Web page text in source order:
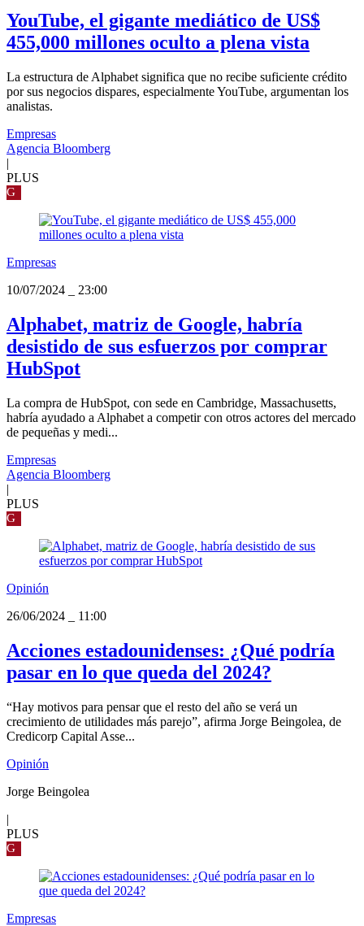
YouTube, el gigante mediático de US$
455,000 millones oculto a plena vista
La estructura de Alphabet significa que no recibe suficiente crédito
por sus negocios dispares, especialmente YouTube, argumentan los
analistas.
Empresas
Agencia Bloomberg
|
PLUS
G
Empresas
10/07/2024
23:00
Alphabet, matriz de Google, habría
desistido de sus esfuerzos por comprar
HubSpot
La compra de HubSpot, con sede en Cambridge, Massachusetts,
habría ayudado a Alphabet a competir con otros actores del mercado
de pequeñas y medi...
Empresas
Agencia Bloomberg
|
PLUS
G
Opinión
26/06/2024
11:00
Acciones estadounidenses: ¿Qué podría
pasar en lo que queda del 2024?
“Hay motivos para pensar que el resto del año se verá un
crecimiento de utilidades más parejo”, afirma Jorge Beingolea, de
Credicorp Capital Asse...
Opinión
Jorge Beingolea
|
PLUS
G
Empresas